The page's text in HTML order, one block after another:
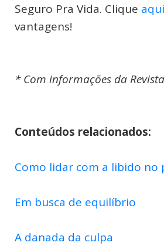
Seguro Pra Vida. Clique aqui
vantagens!
* Com informações da
Conteúdos relacionados:
Como lidar com a libido no
Em busca de equilíbrio
A danada da culpa